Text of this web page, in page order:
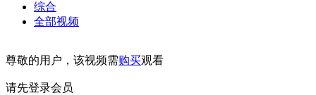
综合
全部视频
尊敬的用户，该视频需购买观看
请先登录会员